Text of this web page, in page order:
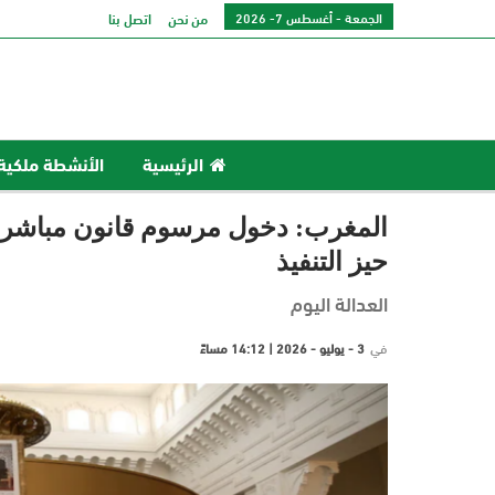
الجمعة - أغسطس 7- 2026 من نحن اتصل بنا
الرئيسية الأنشطة
المغرب: دخول مرسوم قانون مباشرة
حيز التنفيذ
العدالة اليوم
في 3 - يوليو - 2026 | 14:12 مساءً